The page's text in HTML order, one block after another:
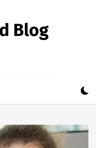
Blog